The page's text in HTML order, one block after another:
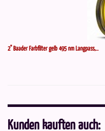
2" Baader Farbfilter gelb 495 nm Langpass,...
Kunden kauften auch: